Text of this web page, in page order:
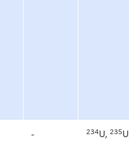
- 234U, 235U,